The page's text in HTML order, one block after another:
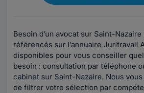
Besoin d’un avocat sur Saint-Nazaire
référencés sur l’annuaire Juritravail
disponibles pour vous conseiller
besoin : consultation par téléphone
cabinet sur Saint-Nazaire. Nous
de filtrer votre sélection par